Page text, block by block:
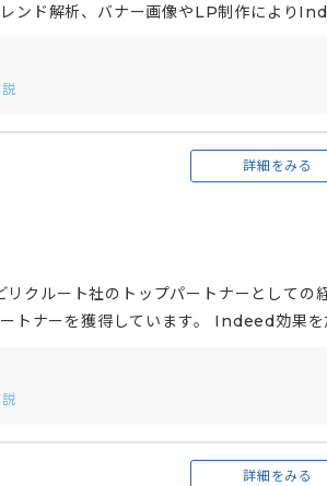
ンド解析、バナー画像やLP制作により
」により、媒体と管理画面の連携や
詳細をみる
ルート社のトップパートナーとしての
トナーを獲得しています。 Indeed効果を
月単位でIndeedアナリティクスやGoogle
データをもとに、原稿改善やクリック単価
詳細をみる